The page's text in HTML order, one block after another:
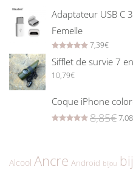
Adaptateur USB C
Femelle
Rated5.00
7,39€
Sifflet de survie 7
10,79€
Coque iPhone
Rated5.00out
8,85€7,08
Alcool Ancre Android bijou